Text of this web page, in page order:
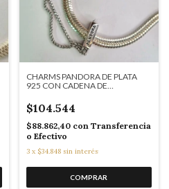
CHARMS PANDORA DE PLATA
925 CON CADENA DE
$104.544
$88.862,40 con Transferencia
o Efectivo
3 x $34.848 sin interés